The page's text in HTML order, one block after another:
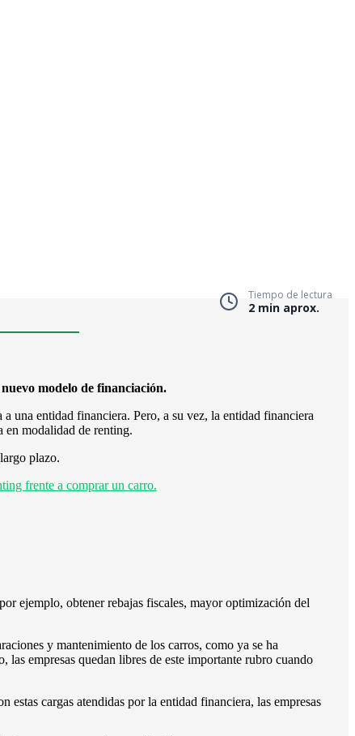
Tiempo de lectura
2 min aprox.
modelo de financiación.
una entidad financiera. Pero, a su vez, la entidad financiera
en modalidad de renting.
plazo.
frente a comprar un carro.
ejemplo, obtener rebajas fiscales, mayor optimización del
y mantenimiento de los carros, como ya se ha
las empresas quedan libres de este importante rubro cuando
estas cargas atendidas por la entidad financiera, las empresas